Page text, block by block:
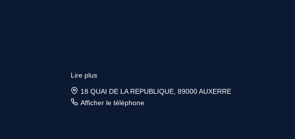
Lire plus
18 QUAI DE LA REPUBLIQUE, 89000 AUXERRE
Afficher le téléphone